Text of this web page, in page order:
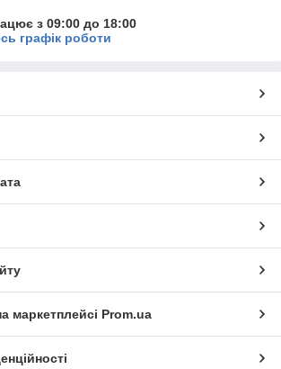
з 09:00 до 18:00
графік роботи
маркетплейсі Prom.ua